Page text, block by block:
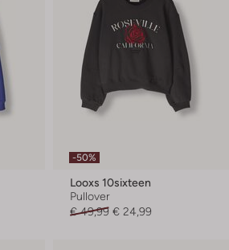
-50%
Looxs 10sixteen
Pullover
€ 49,99 € 24,99